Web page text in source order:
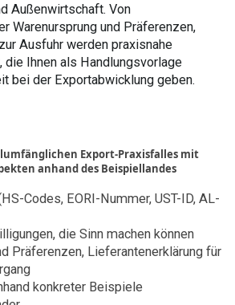
Außenwirtschaft. Von
Warenursprung und Präferenzen,
Ausfuhr werden praxisnahe
Ihnen als Handlungsvorlage
bei der Exportabwicklung geben.
Export-Praxisfalles mit
anhand des Beispiellandes
Codes, EORI-Nummer, UST-ID, AL-
die Sinn machen können
Präferenzen, Lieferantenerklärung für
konkreter Beispiele